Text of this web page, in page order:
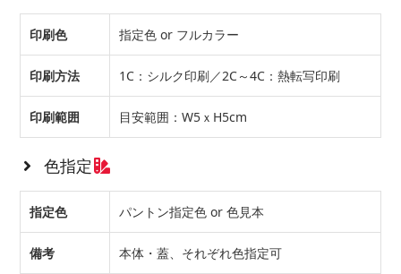
印刷色 指定色 or フルカラー
印刷方法 1C：シルク印刷／2C～4C：熱転写印刷
印刷範囲 目安範囲：W5ｘH5cm
色指定
指定色 パントン指定色 or 色見本
備考 本体・蓋、それぞれ色指定可